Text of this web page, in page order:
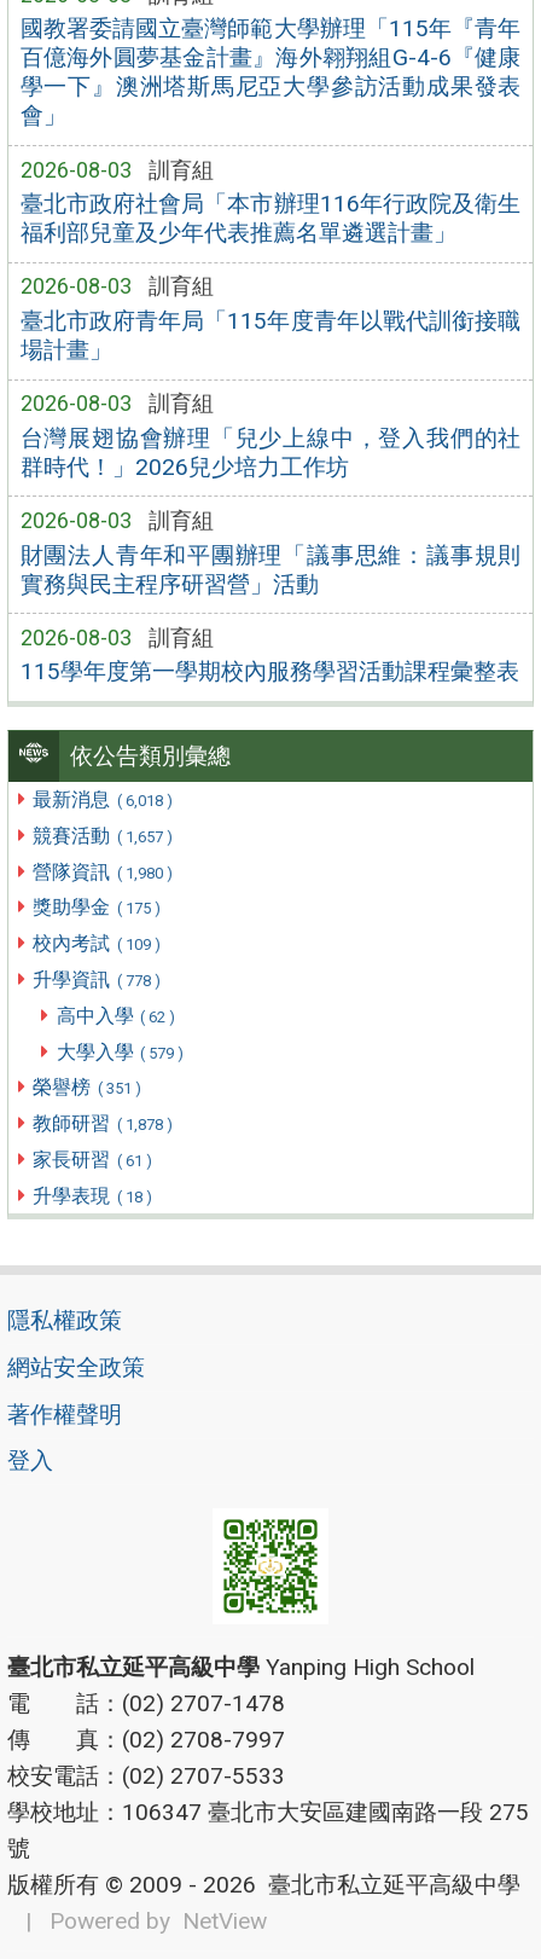
國教署委請國立臺灣師範大學辦理「115年『青年
百億海外圓夢基金計畫』海外翱翔組G-4-6『健康
學一下』澳洲塔斯馬尼亞大學參訪活動成果發表
會」
2026-08-03 訓育組
臺北市政府社會局「本市辦理116年行政院及衛生
福利部兒童及少年代表推薦名單遴選計畫」
2026-08-03 訓育組
臺北市政府青年局「115年度青年以戰代訓銜接職
場計畫」
2026-08-03 訓育組
台灣展翅協會辦理「兒少上線中，登入我們的社
群時代！」2026兒少培力工作坊
2026-08-03 訓育組
財團法人青年和平團辦理「議事思維：議事規則
實務與民主程序研習營」活動
2026-08-03 訓育組
115學年度第一學期校內服務學習活動課程彙整表
依公告類別彙總
最新消息 ( 6,018 )
競賽活動 ( 1,657 )
營隊資訊 ( 1,980 )
獎助學金 ( 175 )
校內考試 ( 109 )
升學資訊 ( 778 )
高中入學 ( 62 )
大學入學 ( 579 )
榮譽榜 ( 351 )
教師研習 ( 1,878 )
家長研習 ( 61 )
升學表現 ( 18 )
隱私權政策
網站安全政策
著作權聲明
登入
臺北市私立延平高級中學 Yanping High School
電 話：(02) 2707-1478
傳 真：(02) 2708-7997
校安電話：(02) 2707-5533
學校地址：106347 臺北市大安區建國南路一段 275
號
版權所有 © 2009 - 2026 臺北市私立延平高級中學
| Powered by NetView